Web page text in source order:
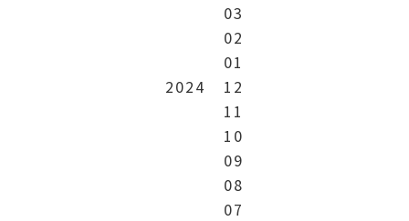
03
02
01
2024
12
11
10
09
08
07